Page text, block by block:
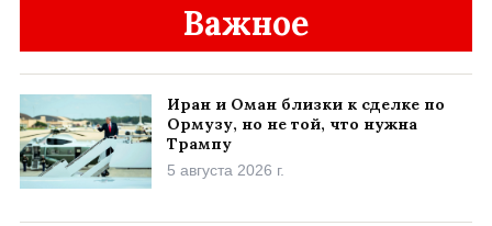
Важное
Иран и Оман близки к сделке по
Ормузу, но не той, что нужна
Трампу
5 августа 2026 г.